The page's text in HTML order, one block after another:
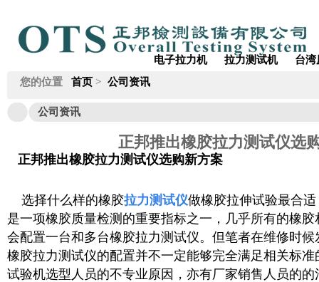
电子拉力机 拉力测试机
台湾
您的位置 首页 > 公司资讯
公司资讯
正邦推出橡胶拉力测试仪选
正邦推出橡胶拉力测试仪选购新方案
选择什么样的橡胶拉力测试仪做橡胶拉伸试验最合
是一项橡胶质量检测的重要指标之一，几乎所有的橡
会配置一台和多台橡胶拉力测试仪。但笔者在维修时
橡胶拉力测试仪的配置并不一定能够完全满足相关标
试验机选型人员的不专业原因，亦有厂家销售人员的